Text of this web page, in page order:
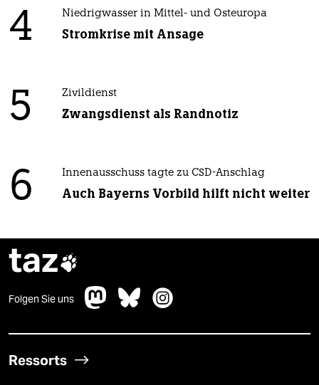
4 Niedrigwasser in Mittel- und Osteuropa
Stromkrise mit Ansage
5 Zivildienst
Zwangsdienst als Randnotiz
6 Innenausschuss tagte zu CSD-Anschlag
Auch Bayerns Vorbild hilft nicht weiter
taz
Folgen Sie uns
Ressorts